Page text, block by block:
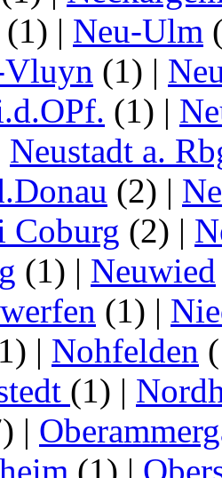
(1) | Neu-Ulm
Vluyn (1) |
(1) |
Neustadt a.
(2) |
Coburg (2) |
(1) | Neuwied
(1) |
| Nohfelden
(1) |
|